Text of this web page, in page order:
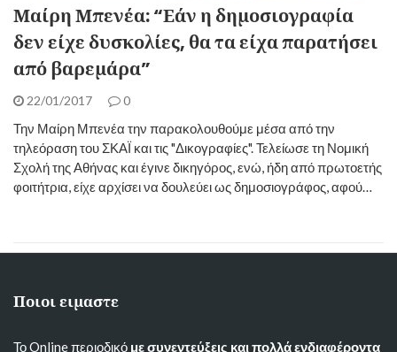
Μαίρη Μπενέα: “Εάν η δημοσιογραφία
δεν είχε δυσκολίες, θα τα είχα παρατήσει
από βαρεμάρα”
22/01/2017 0
Την Μαίρη Μπενέα την παρακολουθούμε μέσα από την
τηλεόραση του ΣΚΑΪ και τις "Δικογραφίες". Τελείωσε τη Νομική
Σχολή της Αθήνας και έγινε δικηγόρος, ενώ, ήδη από πρωτοετής
φοιτήτρια, είχε αρχίσει να δουλεύει ως δημοσιογράφος, αφού…
Ποιοι ειμαστε
Το Online περιοδικό με συνεντεύξεις και πολλά ενδιαφέροντα